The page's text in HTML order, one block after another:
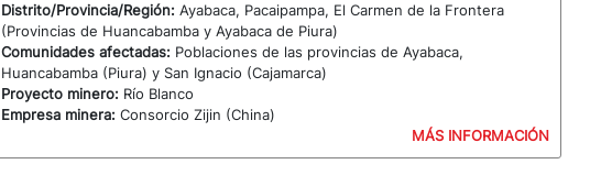
Distrito/Provincia/Región: Ayabaca, Pacaipampa, El Carmen de la Frontera
(Provincias de Huancabamba y Ayabaca de Piura)
Comunidades afectadas: Poblaciones de las provincias de Ayabaca,
Huancabamba (Piura) y San Ignacio (Cajamarca)
Proyecto minero: Río Blanco
Empresa minera: Consorcio Zijin (China)
MÁS INFORMACIÓN